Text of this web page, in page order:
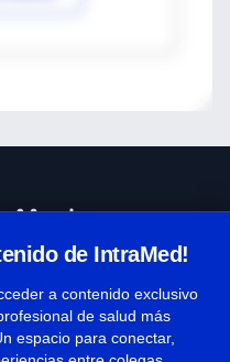
de IntraMed!
a contenido exclusivo
de salud más
espacio para conectar,